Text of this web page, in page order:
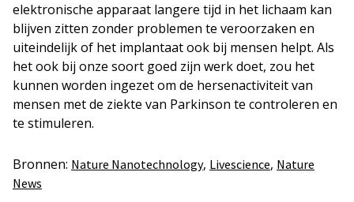
elektronische apparaat langere tijd in het lichaam kan
blijven zitten zonder problemen te veroorzaken en
uiteindelijk of het implantaat ook bij mensen helpt. Als
het ook bij onze soort goed zijn werk doet, zou het
kunnen worden ingezet om de hersenactiviteit van
mensen met de ziekte van Parkinson te controleren en
te stimuleren.
Bronnen: Nature Nanotechnology, Livescience, Nature
News